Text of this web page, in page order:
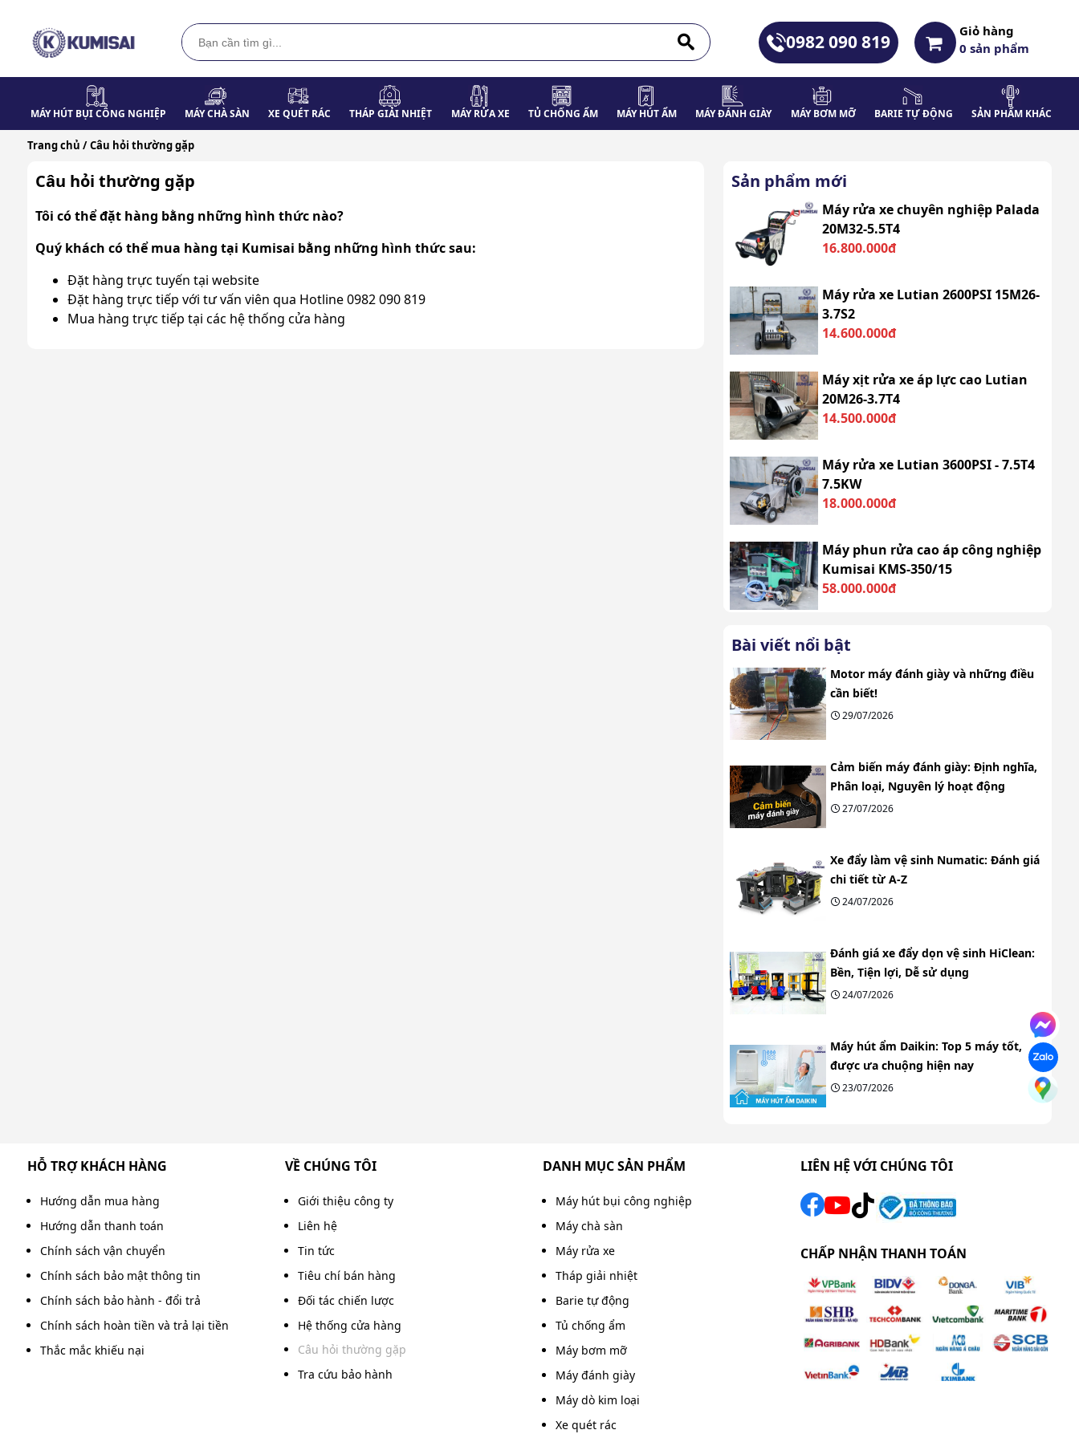
0982 090 819
Giỏ hàng
0sản phẩm
MÁY HÚT BỤI CÔNG NGHIỆP MÁY CHÀ SÀN XE QUÉT RÁC THÁP GIẢI NHIỆT MÁY RỬA XE TỦ CHỐNG ẨM MÁY HÚT ẨM MÁY ĐÁNH GIÀY MÁY BƠM MỠ BARIE TỰ ĐỘNG SẢN PHẨM KHÁC
Trang chủ / Câu hỏi thường gặp
Câu hỏi thường gặp
Tôi có thể đặt hàng bằng những hình thức nào?
Quý khách có thể mua hàng tại Kumisai bằng những hình thức sau:
Đặt hàng trực tuyến tại website
Đặt hàng trực tiếp với tư vấn viên qua Hotline 0982 090 819
Mua hàng trực tiếp tại các hệ thống cửa hàng
Sản phẩm mới
Máy rửa xe chuyên nghiệp Palada
20M32-5.5T4
16.800.000đ
Máy rửa xe Lutian 2600PSI 15M26-
3.7S2
14.600.000đ
Máy xịt rửa xe áp lực cao Lutian
20M26-3.7T4
14.500.000đ
Máy rửa xe Lutian 3600PSI - 7.5T4
7.5KW
18.000.000đ
Máy phun rửa cao áp công nghiệp
Kumisai KMS-350/15
58.000.000đ
Bài viết nổi bật
Motor máy đánh giày và những điều
cần biết!
29/07/2026
Cảm biến máy đánh giày: Định nghĩa,
Phân loại, Nguyên lý hoạt động
27/07/2026
Xe đẩy làm vệ sinh Numatic: Đánh giá
chi tiết từ A-Z
24/07/2026
Đánh giá xe đẩy dọn vệ sinh HiClean:
Bền, Tiện lợi, Dễ sử dụng
24/07/2026
Máy hút ẩm Daikin: Top 5 máy tốt,
được ưa chuộng hiện nay
23/07/2026
HỖ TRỢ KHÁCH HÀNG
Hướng dẫn mua hàng
Hướng dẫn thanh toán
Chính sách vận chuyển
Chính sách bảo mật thông tin
Chính sách bảo hành - đổi trả
Chính sách hoàn tiền và trả lại tiền
Thắc mắc khiếu nại
VỀ CHÚNG TÔI
Giới thiệu công ty
Liên hệ
Tin tức
Tiêu chí bán hàng
Đối tác chiến lược
Hệ thống cửa hàng
Câu hỏi thường gặp
Tra cứu bảo hành
DANH MỤC SẢN PHẨM
Máy hút bụi công nghiệp
Máy chà sàn
Máy rửa xe
Tháp giải nhiệt
Barie tự động
Tủ chống ẩm
Máy bơm mỡ
Máy đánh giày
Máy dò kim loại
Xe quét rác
LIÊN HỆ VỚI CHÚNG TÔI
CHẤP NHẬN THANH TOÁN